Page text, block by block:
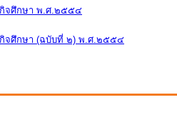
กิจศึกษา พ.ศ.๒๕๕๔
กิจศึกษา (ฉบับที่ ๒) พ.ศ.๒๕๕๔